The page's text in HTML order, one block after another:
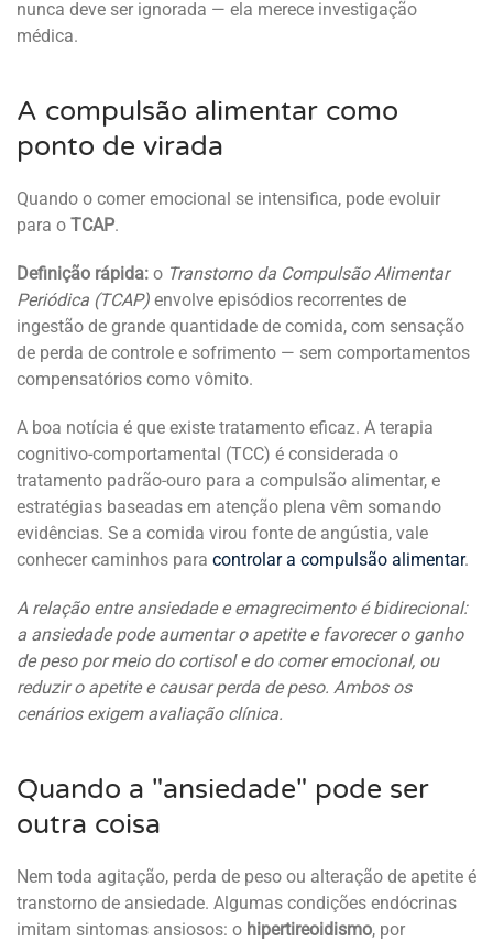
nunca deve ser ignorada — ela merece investigação
médica.
A compulsão alimentar como
ponto de virada
Quando o comer emocional se intensifica, pode evoluir
para o TCAP.
Definição rápida: o Transtorno da Compulsão Alimentar
Periódica (TCAP) envolve episódios recorrentes de
ingestão de grande quantidade de comida, com sensação
de perda de controle e sofrimento — sem comportamentos
compensatórios como vômito.
A boa notícia é que existe tratamento eficaz. A terapia
cognitivo-comportamental (TCC) é considerada o
tratamento padrão-ouro para a compulsão alimentar, e
estratégias baseadas em atenção plena vêm somando
evidências. Se a comida virou fonte de angústia, vale
conhecer caminhos para controlar a compulsão alimentar.
A relação entre ansiedade e emagrecimento é bidirecional:
a ansiedade pode aumentar o apetite e favorecer o ganho
de peso por meio do cortisol e do comer emocional, ou
reduzir o apetite e causar perda de peso. Ambos os
cenários exigem avaliação clínica.
Quando a "ansiedade" pode ser
outra coisa
Nem toda agitação, perda de peso ou alteração de apetite é
transtorno de ansiedade. Algumas condições endócrinas
imitam sintomas ansiosos: o hipertireoidismo, por